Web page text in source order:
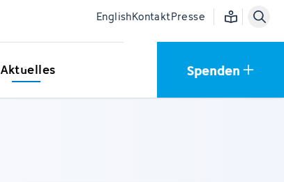
EnglishKontaktPresse Einfache
Aktuelles Spenden